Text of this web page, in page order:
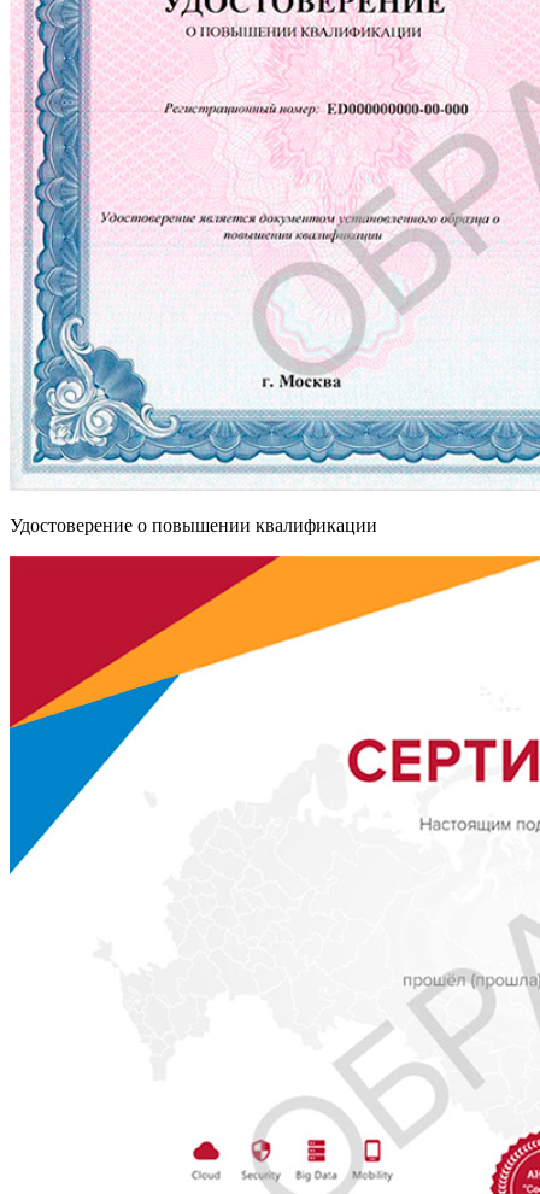
Удостоверение о повышении квалификации